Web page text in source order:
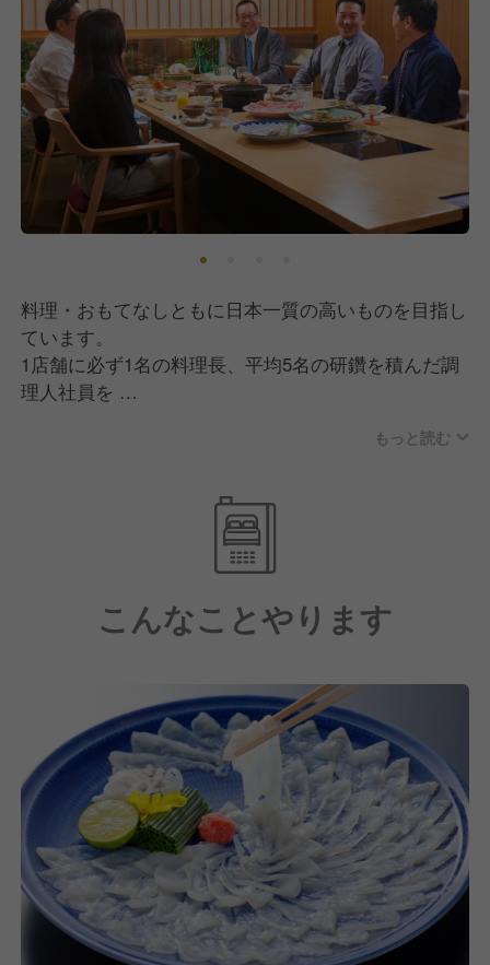
料理・おもてなしともに日本一質の高いものを目指し
ています。
1店舗に必ず1名の料理長、平均5名の研鑽を積んだ調
理人社員を
お料理でお迎えしております。
もっと読む
こんなことやります